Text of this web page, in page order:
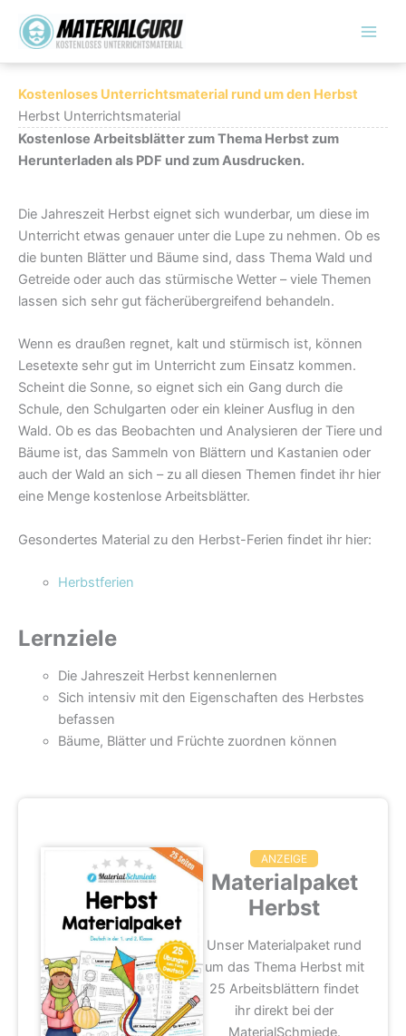
Inhalt
springen
Kostenloses Unterrichtsmaterial rund um den Herbst
Herbst Unterrichtsmaterial
Kostenlose Arbeitsblätter zum Thema Herbst zum
Herunterladen als PDF und zum Ausdrucken.
Die Jahreszeit Herbst eignet sich wunderbar, um diese im
Unterricht etwas genauer unter die Lupe zu nehmen. Ob es
die bunten Blätter und Bäume sind, dass Thema Wald und
Getreide oder auch das stürmische Wetter – viele Themen
lassen sich sehr gut fächerübergreifend behandeln.
Wenn es draußen regnet, kalt und stürmisch ist, können
Lesetexte sehr gut im Unterricht zum Einsatz kommen.
Scheint die Sonne, so eignet sich ein Gang durch die
Schule, den Schulgarten oder ein kleiner Ausflug in den
Wald. Ob es das Beobachten und Analysieren der Tiere und
Bäume ist, das Sammeln von Blättern und Kastanien oder
auch der Wald an sich – zu all diesen Themen findet ihr hier
eine Menge kostenlose Arbeitsblätter.
Gesondertes Material zu den Herbst-Ferien findet ihr hier:
Herbstferien
Lernziele
Die Jahreszeit Herbst kennenlernen
Sich intensiv mit den Eigenschaften des Herbstes
befassen
Bäume, Blätter und Früchte zuordnen können
ANZEIGE
Materialpaket
Herbst
Unser Materialpaket rund
um das Thema Herbst mit
25 Arbeitsblättern findet
ihr direkt bei der
MaterialSchmiede.